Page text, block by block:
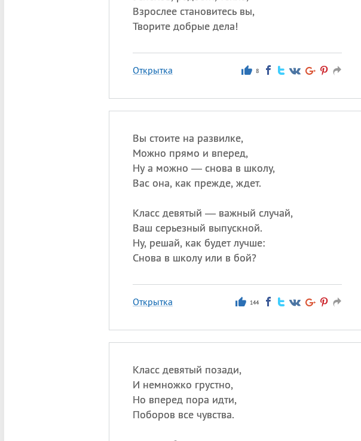
Взрослее становитесь вы,
Творите добрые дела!
Открытка 8
Вы стоите на развилке,
Можно прямо и вперед,
Ну а можно — снова в школу,
Вас она, как прежде, ждет.
Класс девятый — важный случай,
Ваш серьезный выпускной.
Ну, решай, как будет лучше:
Снова в школу или в бой?
Открытка 144
Класс девятый позади,
И немножко грустно,
Но вперед пора идти,
Поборов все чувства.